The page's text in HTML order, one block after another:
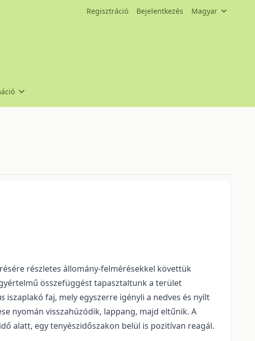
Regisztráció Bejelentkezés Magyar
részletes állomány-felmérésekkel követtük
összefüggést tapasz­tal­tunk a terület
iszaplakó faj, mely egyszerre igényli a nedves és nyílt
nyomán visszahúzódik, lap­pang, majd eltűnik. A
alatt, egy tenyészidőszakon belül is pozitívan reagál.